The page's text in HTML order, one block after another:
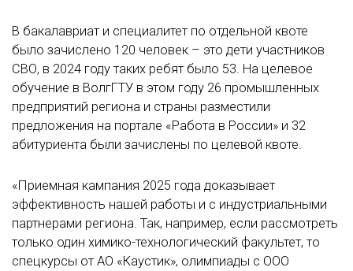
В бакалавриат и специалитет по отдельной квоте
было зачислено 120 человек – это дети участников
СВО, в 2024 году таких ребят было 53. На целевое
обучение в ВолгГТУ в этом году 26 промышленных
предприятий региона и страны разместили
предложения на портале «Работа в России» и 32
абитуриента были зачислены по целевой квоте.
«Приемная кампания 2025 года доказывает
эффективность нашей работы и с индустриальными
партнерами региона. Так, например, если рассмотреть
только один химико-технологический факультет, то
спецкурсы от АО «Каустик», олимпиады с ООО